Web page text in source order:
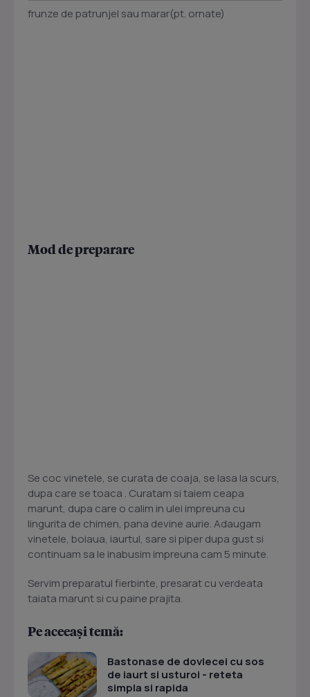
frunze de patrunjel sau marar(pt. ornate)
Mod de preparare
Se coc vinetele, se curata de coaja, se lasa la scurs,
dupa care se toaca . Curatam si taiem ceapa
marunt, dupa care o calim in ulei impreuna cu
lingurita de chimen, pana devine aurie. Adaugam
vinetele, boiaua, iaurtul, sare si piper dupa gust si
continuam sa le inabusim impreuna cam 5 minute.
Servim preparatul fierbinte, presarat cu verdeata
taiata marunt si cu paine prajita.
Pe aceeași temă:
Bastonase de dovlecei cu sos
de iaurt si usturoi - reteta
simpla si rapida